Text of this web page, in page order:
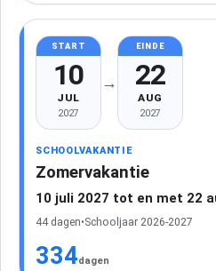
START
10
JUL
2027
→
EINDE
22
AUG
2027
SCHOOLVAKANTIE
Zomervakantie
10 juli 2027 tot en met 22
44 dagen•Schooljaar 2026-2027
334dagen